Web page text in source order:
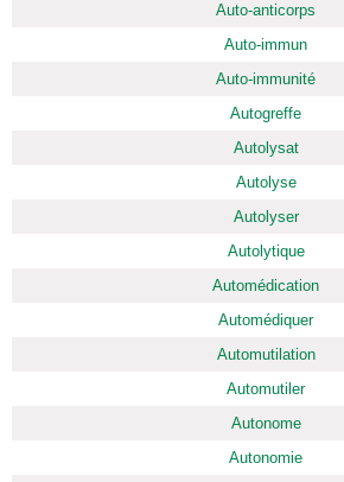
Auto-anticorps
Auto-immun
Auto-immunité
Autogreffe
Autolysat
Autolyse
Autolyser
Autolytique
Automédication
Automédiquer
Automutilation
Automutiler
Autonome
Autonomie